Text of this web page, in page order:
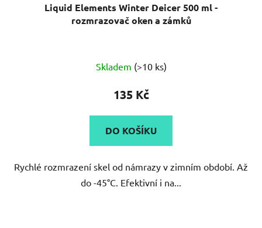
Liquid Elements Winter Deicer 500 ml -
rozmrazovač oken a zámků
hodnocení
produktu
5,0
z
hvězdiček.
Skladem (>10 ks)
135 Kč
DO KOŠÍKU
Rychlé rozmrazení skel od námrazy v zimním období. Až
do -45°C. Efektivní i na...